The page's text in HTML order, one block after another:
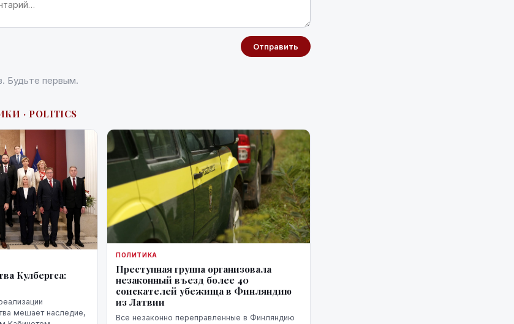
Отправить
Будьте первым.
· POLITICS
Кулбергса:
мешает наследие,
ПОЛИТИКА
Преступная группа организовала
незаконный въезд более 40
соискателей убежища в Финляндию
из Латвии
Все незаконно переправленные в Финляндию